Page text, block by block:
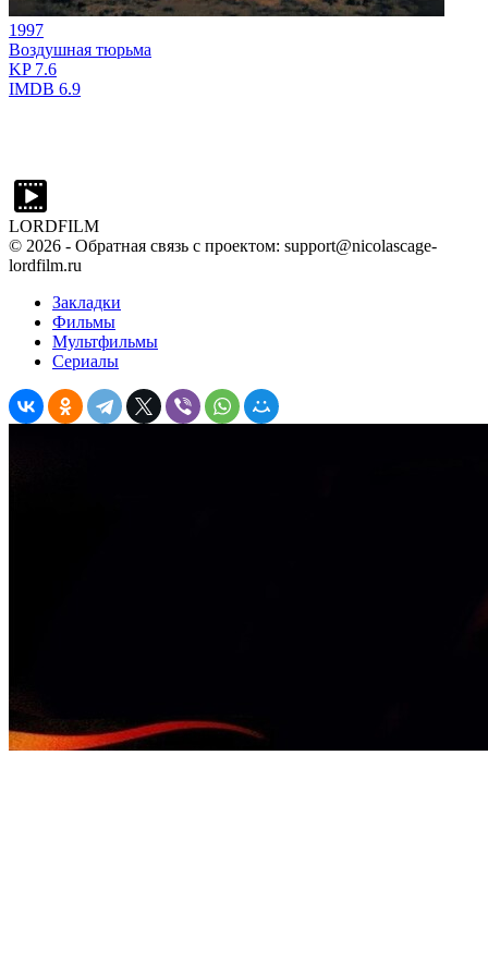
1997
Воздушная тюрьма
KP7.6
IMDB 6.9
LORDFILM
© 2026 - Обратная связь с проектом: support@nicolascage-
lordfilm.ru
Закладки
Фильмы
Мультфильмы
Сериалы